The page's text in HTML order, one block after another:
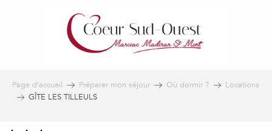
Page d’accueil Préparer mon séjour Où dormir ?
Locations
GÎTE LES TILLEULS